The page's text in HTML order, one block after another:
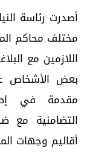
أصدرت رئاسة
مختلف محاكم
اللازمين مع
بعض الأشخاص
مقدمة في
التضامنية مع
أقاليم وجهات